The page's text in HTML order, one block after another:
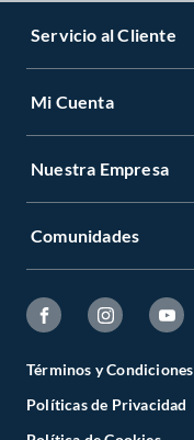
Servicio al Cliente
Mi Cuenta
Nuestra Empresa
Comunidades
Términos y Condiciones
Políticas de Privacidad